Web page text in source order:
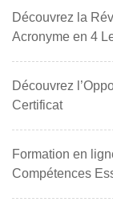
Découvrez la
Acronyme en 4
Découvrez
Certificat
Formation en
Compétences